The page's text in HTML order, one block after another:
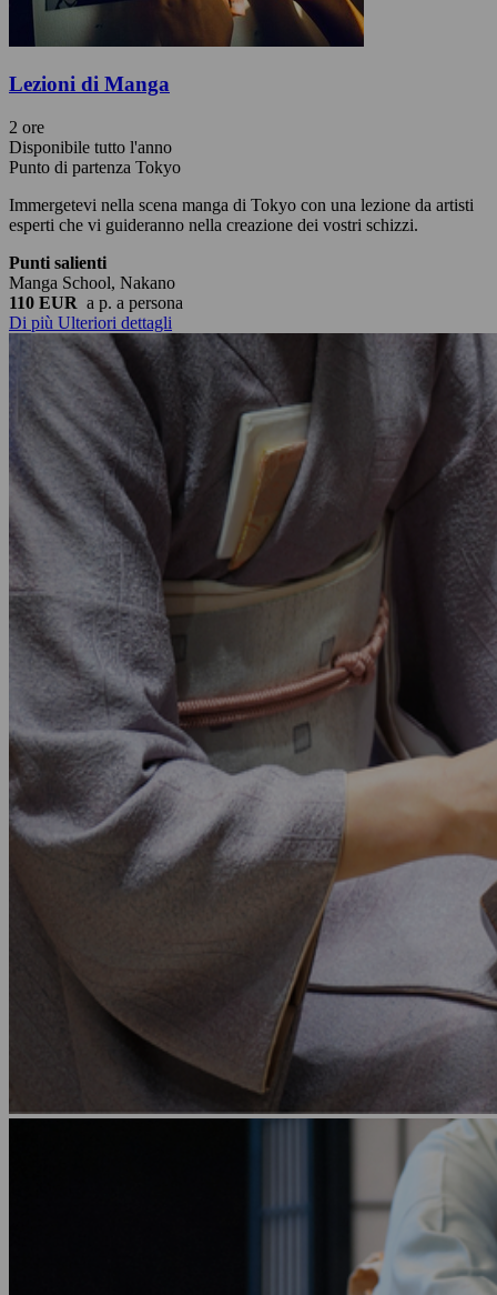
Lezioni di Manga
2 ore
Disponibile tutto l'anno
Punto di partenza Tokyo
Immergetevi nella scena manga di Tokyo con una lezione da artisti
esperti che vi guideranno nella creazione dei vostri schizzi.
Punti salienti
Manga School, Nakano
110 EUR a p. a persona
Di più Ulteriori dettagli